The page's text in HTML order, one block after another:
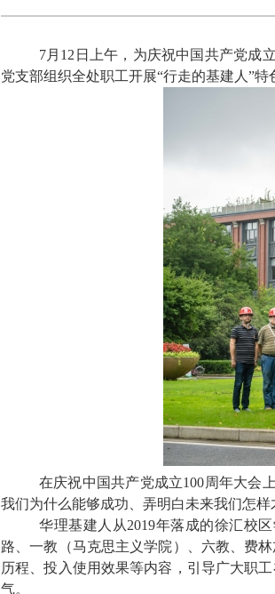
7月12日上午，为庆祝中国共产党成
党支部组织全处职工开展“行走的基建人”特
在庆祝中国共产党成立100周年大会
我们为什么能够成功、弄明白未来我们怎
华理基建人从2019年落成的徐汇校
路、一教（马克思主义学院）、六教、 费
历程、投入使用效果等内容， 引导广大职
气。